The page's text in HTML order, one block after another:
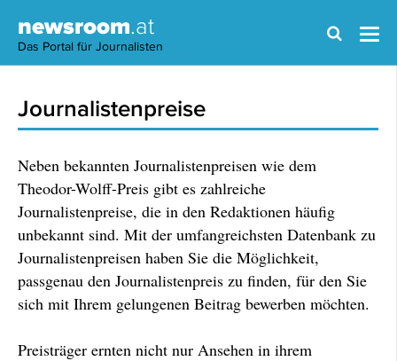
newsroom.at
Das Portal für Journalisten
Journalistenpreise
Neben bekannten Journalistenpreisen wie dem
Theodor-Wolff-Preis gibt es zahlreiche
Journalistenpreise, die in den Redaktionen häufig
unbekannt sind. Mit der umfangreichsten Datenbank zu
Journalistenpreisen haben Sie die Möglichkeit,
passgenau den Journalistenpreis zu finden, für den Sie
sich mit Ihrem gelungenen Beitrag bewerben möchten.
Preisträger ernten nicht nur Ansehen in ihrem